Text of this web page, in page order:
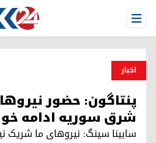
Open Menu
اخبار
پنتاگون: حضور
شرق سوریه ادامه
سابینا سینگ: نیروهای ما شریک